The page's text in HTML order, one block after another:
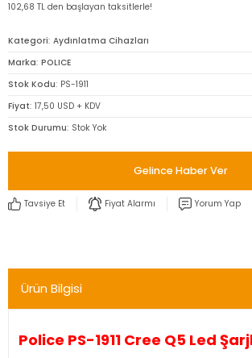
102,68 TL den başlayan taksitlerle!
Kategori Aydınlatma Cihazları
Marka POLICE
Stok Kodu PS-1911
Fiyat 17,50 USD + KDV
Stok Durumu Stok Yok
Gelince Haber Ver
Tavsiye Et Fiyat Alarmı Yorum Yap
Ürün Bilgisi
Police PS-1911 Cree Q5 Led